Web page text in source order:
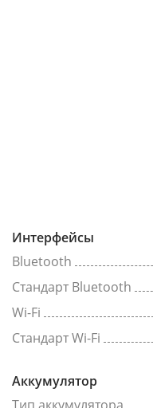
Интерфейсы
Bluetooth
Стандарт Bluetooth
Wi-Fi
Стандарт Wi-Fi
Аккумулятор